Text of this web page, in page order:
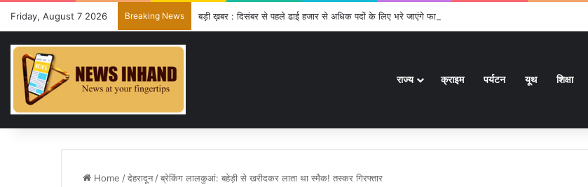
Friday, August 7 2026 Breaking News बड़ी ख़बर : दिसंबर से पहले ढाई हजार से अधिक पदों के लिए भरे जाएंगे फार्म
राज्य क्राइम पर्यटन यूथ शिक्षा
Home /देहरादून /ब्रेकिंग लालकुआं: बहेड़ी से खरीदकर लाता था स्मैक! तस्कर गिरफ्तार